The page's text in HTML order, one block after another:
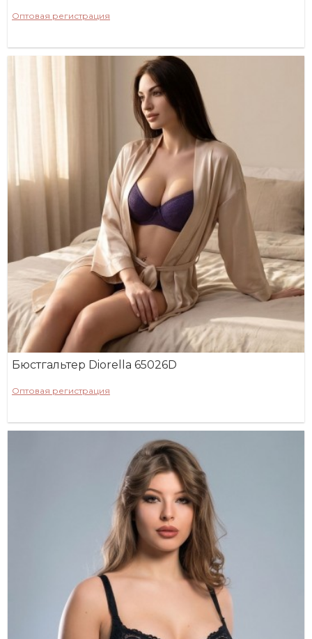
Оптовая регистрация
Бюстгальтер Diorella 65026D
Оптовая регистрация